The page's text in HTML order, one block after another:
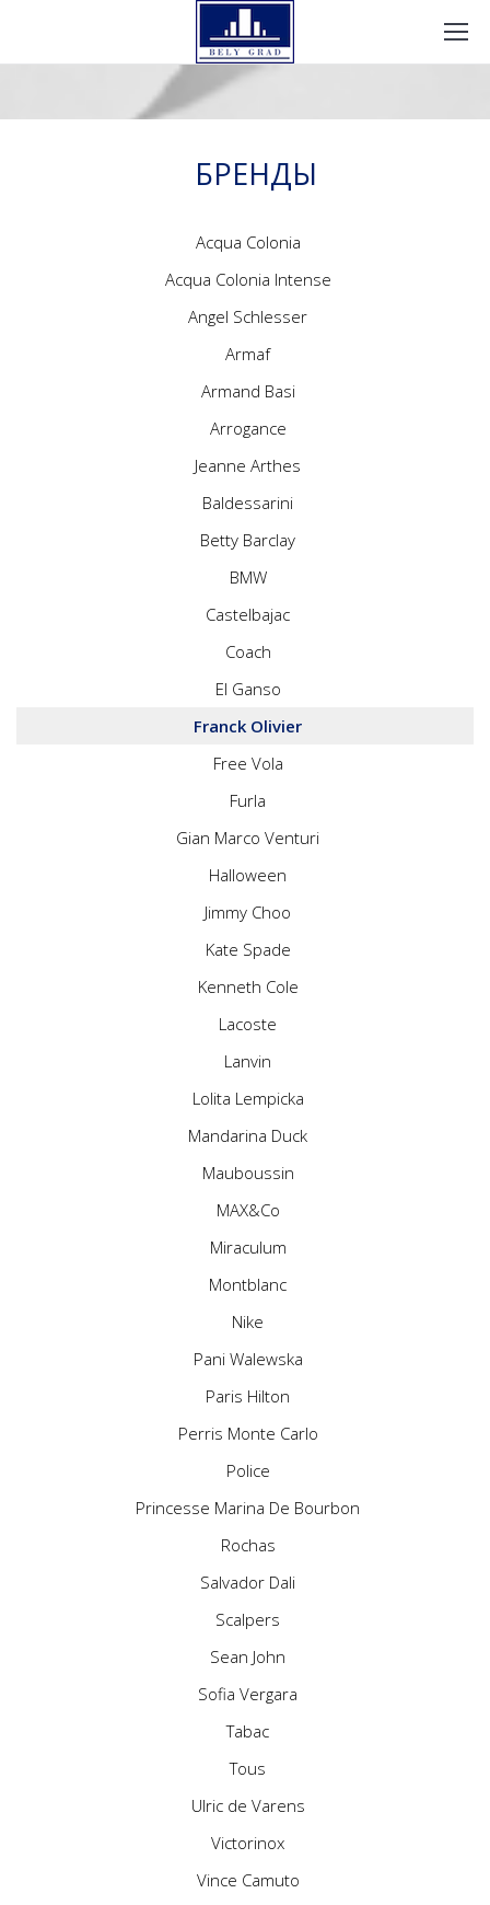
БРЕНДЫ
Acqua Colonia
Acqua Colonia Intense
Angel Schlesser
Armaf
Armand Basi
Arrogance
Jeanne Arthes
Baldessarini
Betty Barclay
BMW
Castelbajac
Coach
El Ganso
Franck Olivier
Free Vola
Furla
Gian Marco Venturi
Halloween
Jimmy Choo
Kate Spade
Kenneth Cole
Lacoste
Lanvin
Lolita Lempicka
Mandarina Duck
Mauboussin
MAX&Co
Miraculum
Montblanc
Nike
Pani Walewska
Paris Hilton
Perris Monte Carlo
Police
Princesse Marina De Bourbon
Rochas
Salvador Dali
Scalpers
Sean John
Sofia Vergara
Tabac
Tous
Ulric de Varens
Victorinox
Vince Camuto